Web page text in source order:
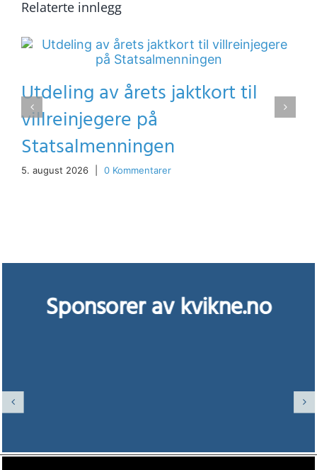
Relaterte innlegg
Utdeling av årets jaktkort til
villreinjegere på
Statsalmenningen
5. august 2026 0 Kommentarer
Sponsorer av kvikne.no